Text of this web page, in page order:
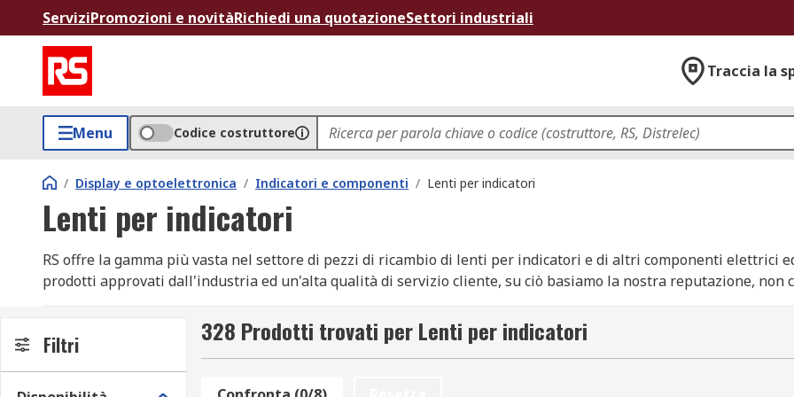
ServiziPromozioni e novitàRichiedi una quotazioneSettori industriali
Traccia la
Menu Codice costruttore
/ Display e optoelettronica / Indicatori e componenti / Lenti per indicatori
Lenti per indicatori
RS offre la gamma più vasta nel settore di pezzi di ricambio di lenti per indicatori e di altri componenti elettrici
prodotti approvati dall'industria ed un'alta qualità di servizio cliente, su ciò basiamo la nostra reputazione, non
linea di prodotti lenti per indicatori c'è una vasta scelta di articoli utili ed essenziali nella nostra gamma di cavi,
accessori e ricambi di apparecchiature e dispositivi di comando e cavi. Inoltre, se hai bisogno di assistenza con
Filtri 328 Prodotti trovati per Lenti per indicatori